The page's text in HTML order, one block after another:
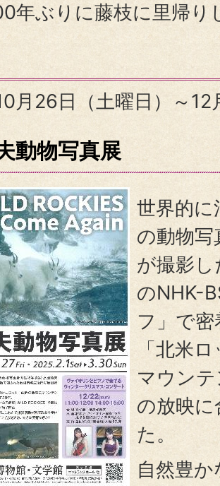
年ぶりに藤枝に里帰り
月26日（土曜日）～12
動物写真展
世界的に
の動物写
が撮影し
のNHK-
フ」で
「北米
マウン
の放映
た。
自然豊